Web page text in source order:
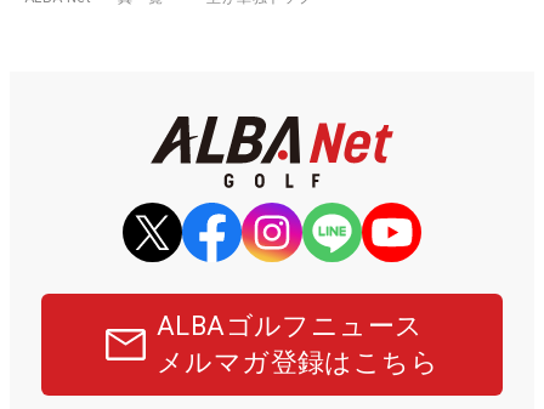
ALBAゴルフニュース
メルマガ登録はこちら